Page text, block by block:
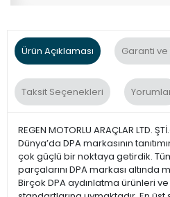
Ürün Açıklaması Garanti
Taksit Seçenekleri
REGEN MOTORLU ARAÇLAR LTD.
Dünya’da DPA markasının
çok güçlü bir noktaya getirdik.
parçalarını DPA markası altında
Birçok DPA aydınlatma ürünleri